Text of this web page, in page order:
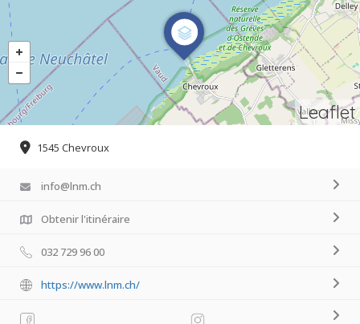
Leaflet
1545 Chevroux
info@lnm.ch
Obtenir l'itinéraire
032 729 96 00
https://www.lnm.ch/